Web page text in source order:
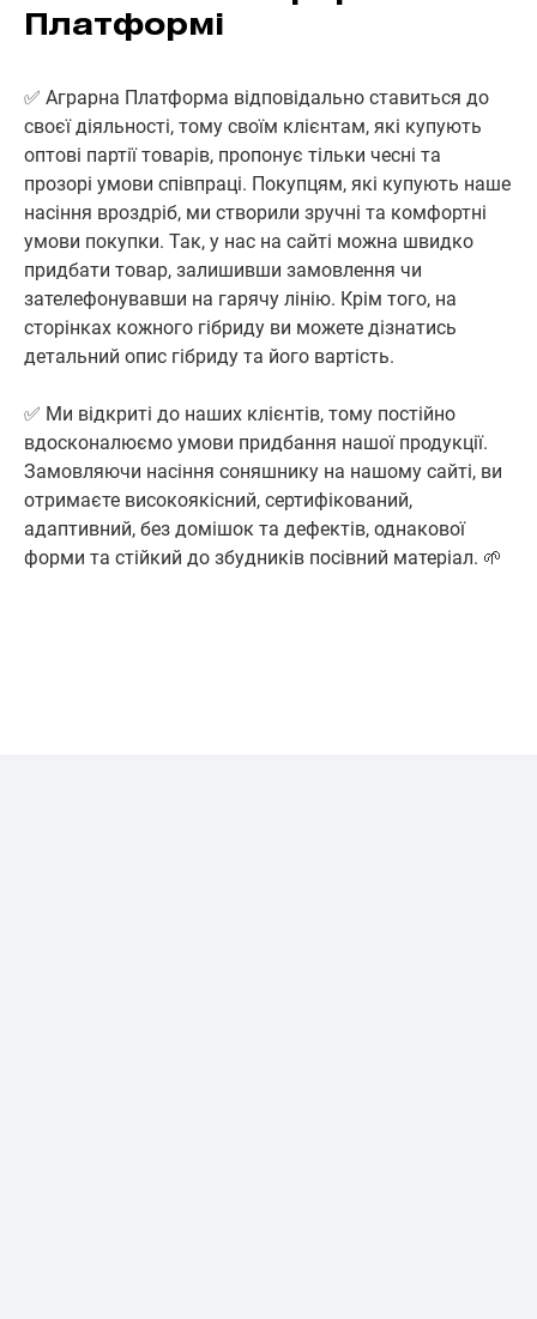
Платформі
✅ Аграрна Платформа відповідально ставиться до
своєї діяльності, тому своїм клієнтам, які купують
оптові партії товарів, пропонує тільки чесні та
прозорі умови співпраці. Покупцям, які купують наше
насіння вроздріб, ми створили зручні та комфортні
умови покупки. Так, у нас на сайті можна швидко
придбати товар, залишивши замовлення чи
зателефонувавши на гарячу лінію. Крім того, на
сторінках кожного гібриду ви можете дізнатись
детальний опис гібриду та його вартість.
✅ Ми відкриті до наших клієнтів, тому постійно
вдосконалюємо умови придбання нашої продукції.
Замовляючи насіння соняшнику на нашому сайті, ви
отримаєте високоякісний, сертифікований,
адаптивний, без домішок та дефектів, однакової
форми та стійкий до збудників посівний матеріал. 🌱